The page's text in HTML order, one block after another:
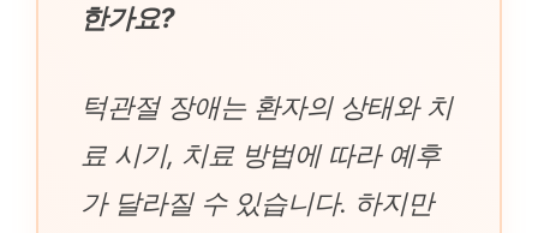
한가요?
턱관절 장애는 환자의 상태와 치
료 시기, 치료 방법에 따라 예후
가 달라질 수 있습니다. 하지만